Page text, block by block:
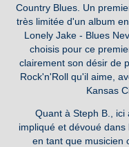
Country Blues. Un
très limitée d'un album
Lonely Jake - Blues
choisis pour ce
clairement son désir de
Rock'n'Roll qu'il aime,
Kansas
Quant à Steph B.,
impliqué et dévoué dans
en tant que musicien